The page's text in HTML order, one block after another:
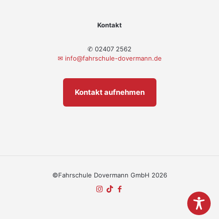
Kontakt
✆ 02407 2562
✉ info@fahrschule-dovermann.de
Kontakt aufnehmen
©Fahrschule Dovermann GmbH 2026